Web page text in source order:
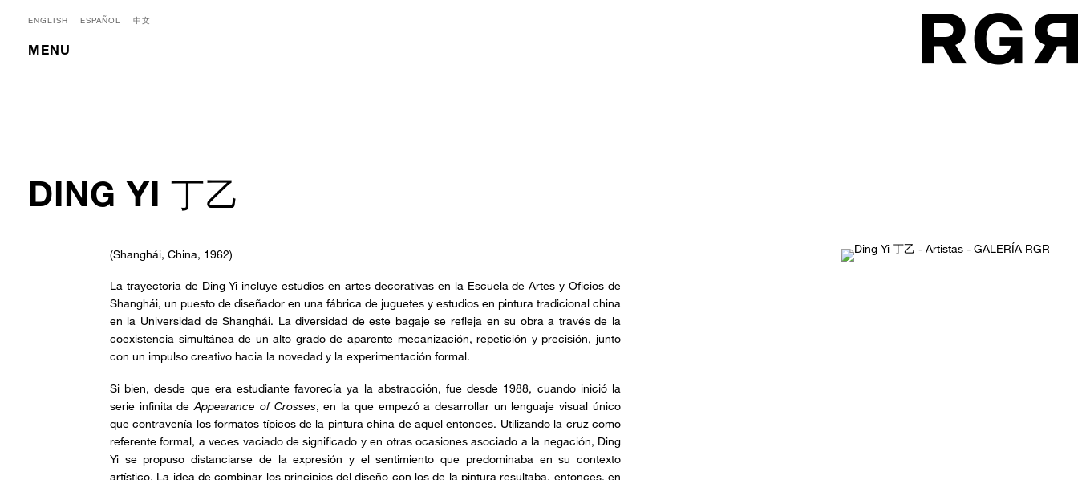
ENGLISH ESPAÑOL 中文
MENU
DING YI 丁乙
(Shanghái, China, 1962)
La trayectoria de Ding Yi incluye estudios en artes decorativas en la Escuela de Artes y Oficios de
Shanghái, un puesto de diseñador en una fábrica de juguetes y estudios en pintura tradicional china
en la Universidad de Shanghái. La diversidad de este bagaje se refleja en su obra a través de la
coexistencia simultánea de un alto grado de aparente mecanización, repetición y precisión, junto
con un impulso creativo hacia la novedad y la experimentación formal.
Si bien, desde que era estudiante favorecía ya la abstracción, fue desde 1988, cuando inició la
serie infinita deAppearance of Crosses, en la que empezó a desarrollar un lenguaje visual único
que contravenía los formatos típicos de la pintura china de aquel entonces. Utilizando la cruz como
referente formal, a veces vaciado de significado y en otras ocasiones asociado a la negación, Ding
Yi se propuso distanciarse de la expresión y el sentimiento que predominaba en su contexto
artístico. La idea de combinar los principios del diseño con los de la pintura resultaba, entonces, en